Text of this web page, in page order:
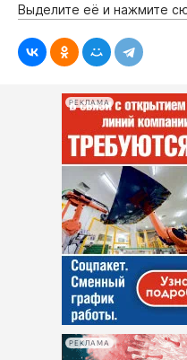
Выделите её и нажмите
РЕКЛАМА
РЕКЛАМА